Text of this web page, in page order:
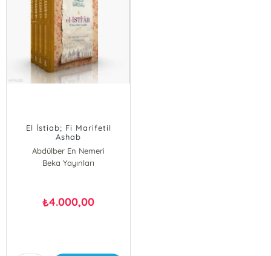
El İstiab; Fi Marifetil
Ashab
Abdülber En Nemeri
Şerafettin Kalay
Beka Yayınları
₺4.000,00